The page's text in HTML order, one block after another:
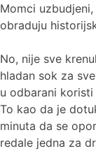
Momci
obraduju
No, nije sve
hladan sok za
u odbarani
To kao da je
minuta da se
redale jedna za